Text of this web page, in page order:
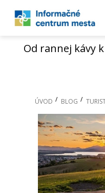
Od rannej kávy
ÚVOD BLOG